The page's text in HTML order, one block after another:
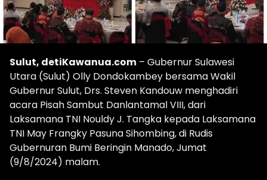
Sulut, detiKawanua.com – Gubernur Sulawesi
Utara (Sulut) Olly Dondokambey bersama Wakil
Gubernur Sulut, Drs. Steven Kandouw menghadiri
acara Pisah Sambut Danlantamal VIII, dari
Laksamana TNI Nouldy J. Tangka kepada Laksamana
TNI May Frangky Pasuna Sihombing, di Rudis
Gubernuran Bumi Beringin Manado, Jumat
(9/8/2024) malam.